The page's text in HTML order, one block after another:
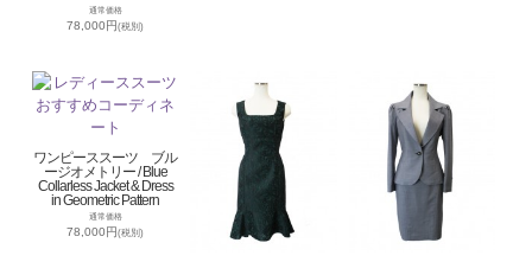
通常価格
78,000円(税別)
ワンピーススーツ ブル
ージオメトリー / Blue
Collarless Jacket & Dress
in Geometric Pattern
通常価格
78,000円(税別)